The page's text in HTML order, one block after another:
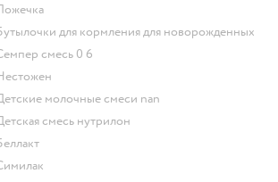
ложечка
бутылочки для кормления для новорожденных
семпер смесь 0 6
нестожен
Детские молочные смеси nan
детская смесь нутрилон
беллакт
симилак